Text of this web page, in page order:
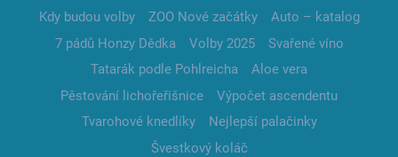
Kdy budou volby
ZOO Nové začátky
Auto – katalog
7 pádů Honzy Dědka
Volby 2025
Svařené víno
Tatarák podle Pohlreicha
Aloe vera
Pěstování lichořeřišnice
Výpočet ascendentu
Tvarohové knedlíky
Nejlepší palačinky
Švestkový koláč